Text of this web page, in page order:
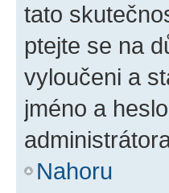
tato
ptejte se na
vyloučeni a
jméno a
Nahoru